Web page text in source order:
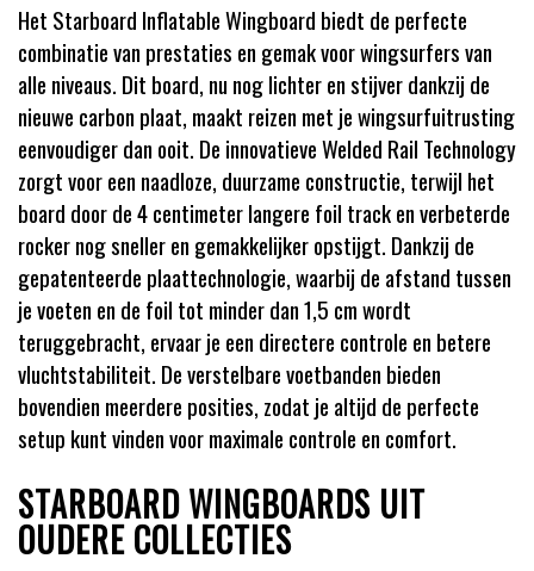
Het Starboard Inflatable Wingboard biedt de perfecte
combinatie van prestaties en gemak voor wingsurfers van
alle niveaus. Dit board, nu nog lichter en stijver dankzij de
nieuwe carbon plaat, maakt reizen met je wingsurfuitrusting
eenvoudiger dan ooit. De innovatieve Welded Rail Technology
zorgt voor een naadloze, duurzame constructie, terwijl het
board door de 4 centimeter langere foil track en verbeterde
rocker nog sneller en gemakkelijker opstijgt. Dankzij de
gepatenteerde plaattechnologie, waarbij de afstand tussen
je voeten en de foil tot minder dan 1,5 cm wordt
teruggebracht, ervaar je een directere controle en betere
vluchtstabiliteit. De verstelbare voetbanden bieden
bovendien meerdere posities, zodat je altijd de perfecte
setup kunt vinden voor maximale controle en comfort.
STARBOARD WINGBOARDS UIT
OUDERE COLLECTIES